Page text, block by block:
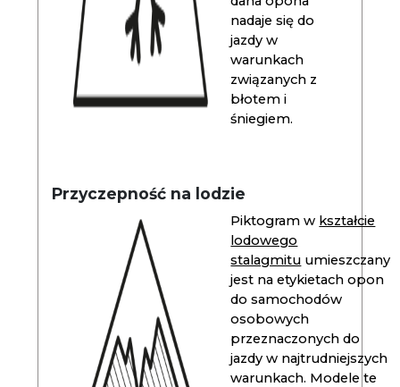
nadaje się do
jazdy w
warunkach
związanych z
błotem i
śniegiem.
Przyczepność na lodzie
Piktogram w kształcie
lodowego
stalagmitu umieszczany
jest na etykietach opon
do samochodów
osobowych
przeznaczonych do
jazdy w najtrudniejszych
warunkach. Modele te